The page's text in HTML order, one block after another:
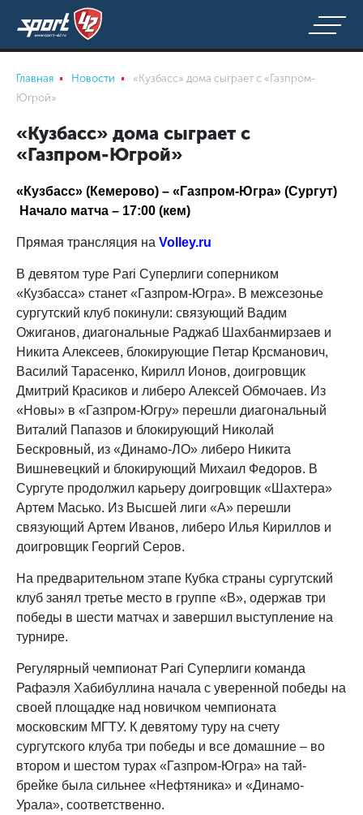
Главная Новости
«Кузбасс» дома сыграет с «Газпром-
Югрой»
«Кузбасс» дома сыграет с
«Газпром-Югрой»
«Кузбасс» (Кемерово) – «Газпром-Югра» (Сургут)
Начало матча – 17:00 (кем)
Прямая трансляция на Volley.ru
В девятом туре Pari Суперлиги соперником
«Кузбасса» станет «Газпром-Югра». В межсезонье
сургутский клуб покинули: связующий Вадим
Ожиганов, диагональные Раджаб Шахбанмирзаев и
Никита Алексеев, блокирующие Петар Крсманович,
Василий Тарасенко, Кирилл Ионов, доигровщик
Дмитрий Красиков и либеро Алексей Обмочаев. Из
«Новы» в «Газпром-Югру» перешли диагональный
Виталий Папазов и блокирующий Николай
Бескровный, из «Динамо-ЛО» либеро Никита
Вишневецкий и блокирующий Михаил Федоров. В
Сургуте продолжил карьеру доигровщик «Шахтера»
Артем Масько. Из Высшей лиги «А» перешли
связующий Артем Иванов, либеро Илья Кириллов и
доигровщик Георгий Серов.
На предварительном этапе Кубка страны сургутский
клуб занял третье место в группе «В», одержав три
победы в шести матчах и завершил выступление на
турнире.
Регулярный чемпионат Pari Суперлиги команда
Рафаэля Хабибуллина начала с уверенной победы на
своей площадке над новичком чемпионата
московским МГТУ. К девятому туру на счету
сургутского клуба три победы и все домашние – во
втором и шестом турах «Газпром-Югра» на тай-
брейке была сильнее «Нефтяника» и «Динамо-
Урала», соответственно.